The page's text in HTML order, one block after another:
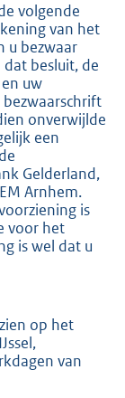
volgende
van het
u bezwaar
besluit, de
uw
onverwijlde
een
Gelderland,
Arnhem.
is
voor het
is wel dat u
op het
van